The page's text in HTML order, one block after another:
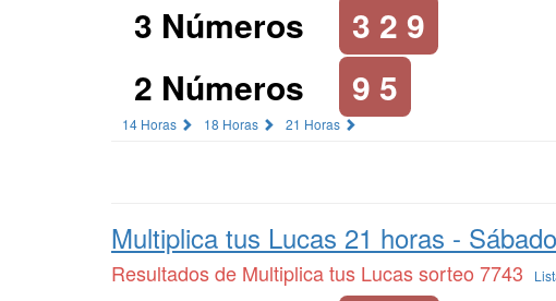
3 Números
3 2 9
2 Números
9 5
14 Horas 18 Horas 21 Horas
Multiplica tus Lucas 21 horas -
Resultados de Multiplica tus Lucas sorteo 7743